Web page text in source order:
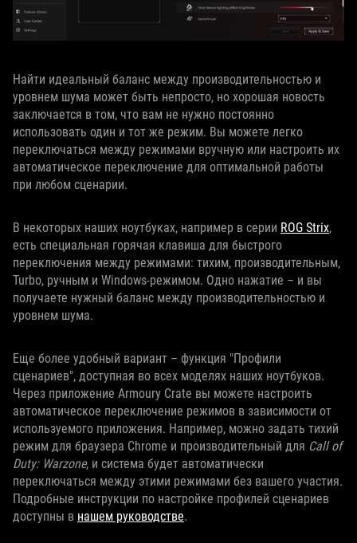
Найти идеальный баланс между производительностью и
уровнем шума может быть непросто, но хорошая новость
заключается в том, что вам не нужно постоянно
использовать один и тот же режим. Вы можете легко
переключаться между режимами вручную или настроить их
автоматическое переключение для оптимальной работы
при любом сценарии.
В некоторых наших ноутбуках, например в серии ROG Strix,
есть специальная горячая клавиша для быстрого
переключения между режимами: тихим, производительным,
Turbo, ручным и Windows-режимом. Одно нажатие – и вы
получаете нужный баланс между производительностью и
уровнем шума.
Еще более удобный вариант – функция "Профили
сценариев", доступная во всех моделях наших ноутбуков.
Через приложение Armoury Crate вы можете настроить
автоматическое переключение режимов в зависимости от
используемого приложения. Например, можно задать тихий
режим для браузера Chrome и производительный для Call of
Duty: Warzone, и система будет автоматически
переключаться между этими режимами без вашего участия.
Подробные инструкции по настройке профилей сценариев
доступны в нашем руководстве.